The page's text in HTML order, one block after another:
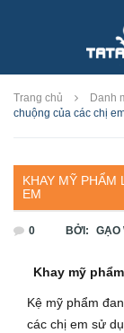
Trang chủ Danh
chuộng của các chị
KHAY MỸ PHẨM
EM
0 BỞI: GẠO
Khay mỹ
Kệ mỹ phẩm
các chị em sử